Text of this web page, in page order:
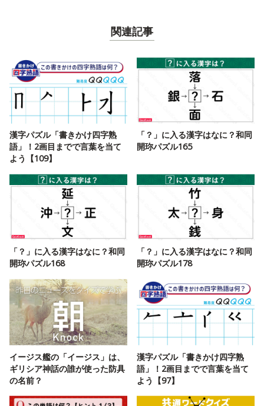
関連記事
漢字パズル「書きかけ四字熟
語」！2画目までで言葉を当て
よう【109】
「？」に入る漢字はなに？和同
開珎パズル165
「？」に入る漢字はなに？和同
開珎パズル168
「？」に入る漢字はなに？和同
開珎パズル178
イージス艦の「イージス」は、
ギリシア神話の誰が使った防具
の名前？
漢字パズル「書きかけ四字熟
語」！2画目までで言葉を当て
よう【97】